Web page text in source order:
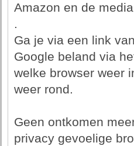
Amazon en de
.
Ga je via een link
Google beland via
welke browser weer
weer rond.
Geen ontkomen
privacy gevoelige